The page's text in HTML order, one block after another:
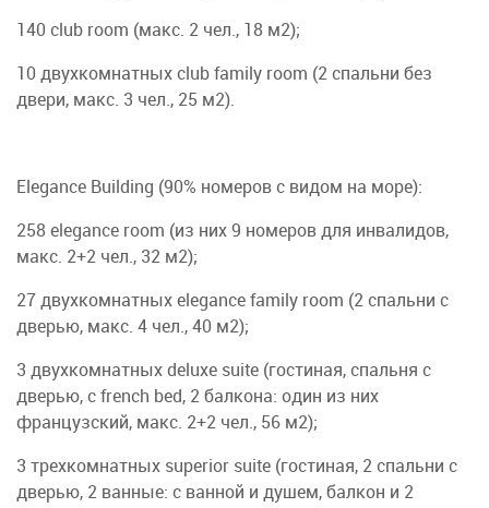
140 club room (макс. 2 чел., 18 м2);
10 двухкомнатных club family room (2 спальни без
двери, макс. 3 чел., 25 м2).
Elegance Building (90% номеров с видом на море):
258 elegance room (из них 9 номеров для инвалидов,
макс. 2+2 чел., 32 м2);
27 двухкомнатных elegance family room (2 спальни с
дверью, макс. 4 чел., 40 м2);
3 двухкомнатных deluxe suite (гостиная, спальня с
дверью, с french bed, 2 балкона: один из них
французский, макс. 2+2 чел., 56 м2);
3 трехкомнатных superior suite (гостиная, 2 спальни с
дверью, 2 ванные: с ванной и душем, балкон и 2